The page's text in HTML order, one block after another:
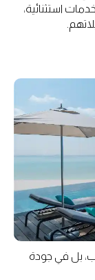
يقدمون خدمات استثنائية،
بل في جودة